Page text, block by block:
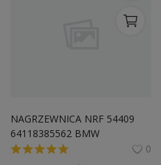
NAGRZEWNICA NRF 54409
64118385562 BMW
0